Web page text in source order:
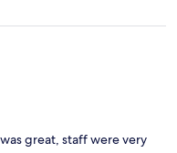
great, staff were very